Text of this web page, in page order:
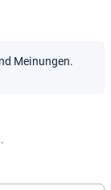
Meinungen.